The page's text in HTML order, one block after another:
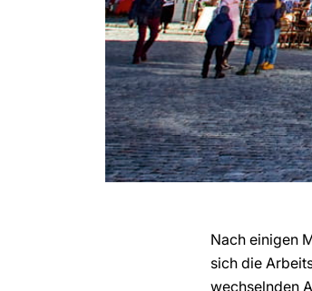
Nach einigen
sich die
wechselnden